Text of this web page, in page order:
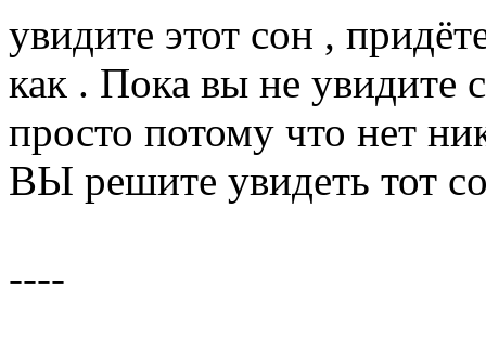
увидите этот сон ,
как . Пока вы не увидите
просто потому что нет
ВЫ решите увидеть тот
----